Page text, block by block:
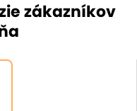
zákazníkov